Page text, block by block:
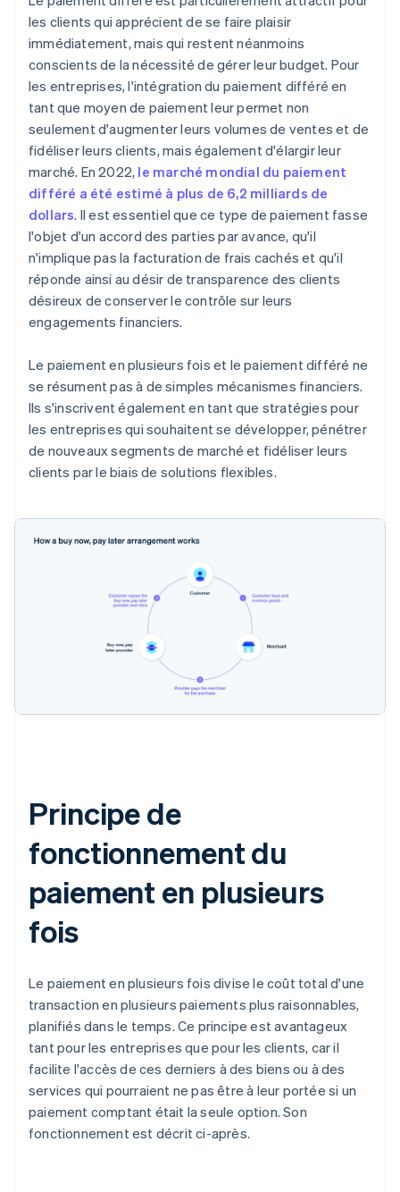
les clients qui apprécient de se faire plaisir
immédiatement, mais qui restent néanmoins
conscients de la nécessité de gérer leur budget. Pour
les entreprises, l'intégration du paiement différé en
tant que moyen de paiement leur permet non
seulement d'augmenter leurs volumes de ventes et de
fidéliser leurs clients, mais également d'élargir leur
marché. En 2022, le marché mondial du paiement
différé a été estimé à plus de 6,2 milliards de
dollars. Il est essentiel que ce type de paiement fasse
l'objet d'un accord des parties par avance, qu'il
n'implique pas la facturation de frais cachés et qu'il
réponde ainsi au désir de transparence des clients
désireux de conserver le contrôle sur leurs
engagements financiers.
Le paiement en plusieurs fois et le paiement différé ne
se résument pas à de simples mécanismes financiers.
Ils s'inscrivent également en tant que stratégies pour
les entreprises qui souhaitent se développer, pénétrer
de nouveaux segments de marché et fidéliser leurs
clients par le biais de solutions flexibles.
Principe de
fonctionnement du
paiement en plusieurs
fois
Le paiement en plusieurs fois divise le coût total d'une
transaction en plusieurs paiements plus raisonnables,
planifiés dans le temps. Ce principe est avantageux
tant pour les entreprises que pour les clients, car il
facilite l'accès de ces derniers à des biens ou à des
services qui pourraient ne pas être à leur portée si un
paiement comptant était la seule option. Son
fonctionnement est décrit ci-après.